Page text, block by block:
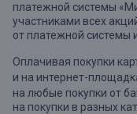
платежной системы
участниками всех
от платежной системы
Оплачивая покупки
и на интернет-
на любые покупки от
на покупки в разных